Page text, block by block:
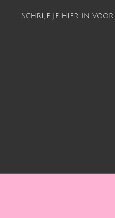
Schrijf je hier in voor